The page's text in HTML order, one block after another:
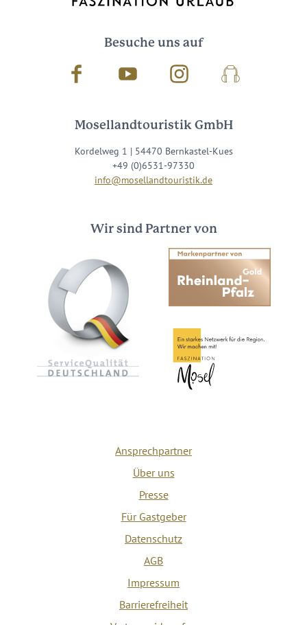
Besuche uns auf
Facebook Youtube InstagramPodcast
Mosellandtouristik GmbH
Kordelweg 1 | 54470 Bernkastel-Kues
+49 (0)6531-97330
info@mosellandtouristik.de
Wir sind Partner von
Ansprechpartner
Über uns
Presse
Für Gastgeber
Datenschutz
AGB
Impressum
Barrierefreiheit